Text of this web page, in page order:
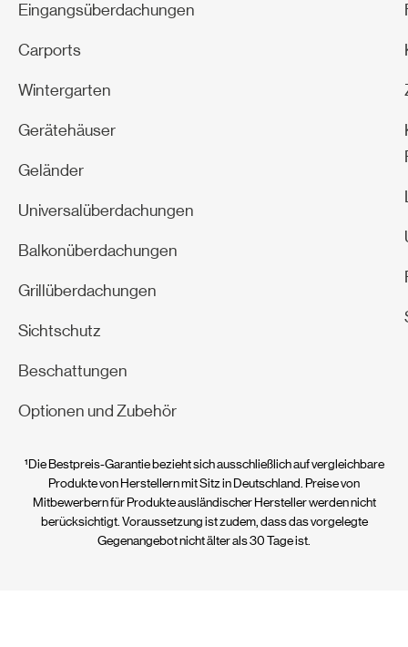
k
Eingangsüberdachungen
Carports
Wintergarten
Gerätehäuser
Geländer
Universalüberdachungen
Balkonüberdachungen
Grillüberdachungen
Sichtschutz
Beschattungen
Optionen und Zubehör
¹Die Bestpreis-Garantie bezieht sich ausschließlich auf vergleichbare
Produkte von Herstellern mit Sitz in Deutschland. Preise von
Mitbewerbern für Produkte ausländischer Hersteller werden nicht
berücksichtigt. Voraussetzung ist zudem, dass das vorgelegte
Gegenangebot nicht älter als 30 Tage ist.